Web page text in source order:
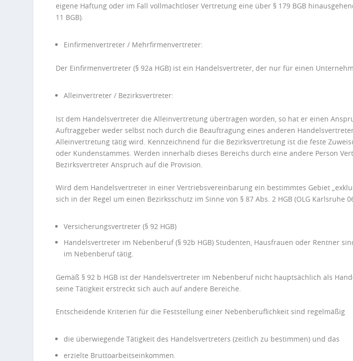
eigene Haftung oder im Fall vollmachtloser Vertretung eine über § 179 BGB
11 BGB).
Einfirmenvertreter / Mehrfirmenvertreter:
Der Einfirmenvertreter (§ 92a HGB) ist ein Handelsvertreter, der nur für einen
Alleinvertreter / Bezirksvertreter:
Ist dem Handelsvertreter die Alleinvertretung übertragen worden, so hat er einen
Auftraggeber weder selbst noch durch die Beauftragung eines anderen
Alleinvertretung tätig wird. Kennzeichnend für die Bezirksvertretung ist die feste
oder Kundenstammes. Werden innerhalb dieses Bereichs durch eine andere Person
Bezirksvertreter Anspruch auf die Provision.
Wird dem Handelsvertreter in einer Vertriebsvereinbarung ein bestimmtes Gebiet
sich in der Regel um einen Bezirksschutz im Sinne von § 87 Abs. 2 HGB (OLG Karlsruhe
Versicherungsvertreter (§ 92 HGB)
Handelsvertreter im Nebenberuf (§ 92b HGB) Studenten, Hausfrauen oder Rentner
im Nebenberuf tätig.
Gemäß § 92 b HGB ist der Handelsvertreter im Nebenberuf nicht hauptsächlich als
seine Tätigkeit erstreckt sich auch auf andere Bereiche.
Entscheidende Kriterien für die Feststellung einer Nebenberuflichkeit sind regelmäßig
die überwiegende Tätigkeit des Handelsvertreters (zeitlich zu bestimmen) und das
erzielte Bruttoarbeitseinkommen.